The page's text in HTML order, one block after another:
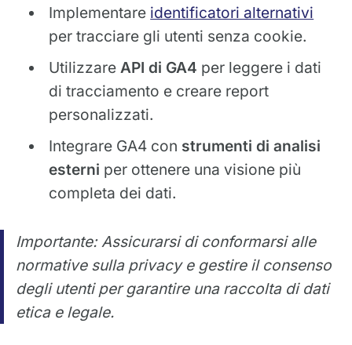
Implementare identificatori alternativi
per tracciare gli utenti senza cookie.
UtilizzareAPI di GA4 per leggere i dati
di tracciamento e creare report
personalizzati.
Integrare GA4 con strumenti di analisi
esterni per ottenere una visione più
completa dei dati.
Importante: Assicurarsi di conformarsi alle
normative sulla privacy e gestire il consenso
degli utenti per garantire una raccolta di dati
etica e legale.